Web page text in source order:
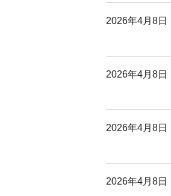
2026年4月8日
2026年4月8日
2026年4月8日
2026年4月8日